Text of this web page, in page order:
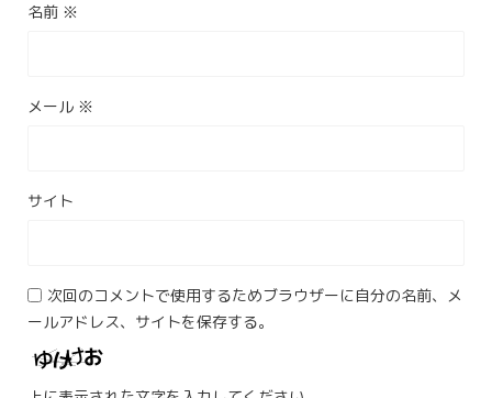
名前 ※
メール ※
サイト
次回のコメントで使用するためブラウザーに自分の名前、メ
ールアドレス、サイトを保存する。